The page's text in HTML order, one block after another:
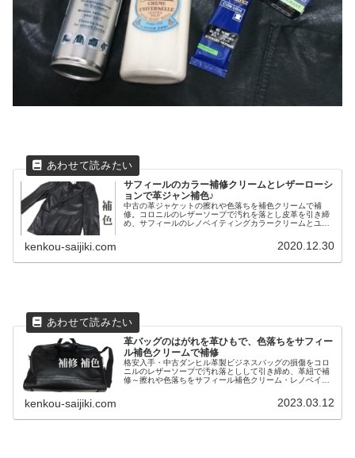
サフィールのカラー補修クリームとレザーローシ
ョンで革ジャン補色♪
中古の革ジャケットの擦れや色落ちを補色クリームで補
修。コロニルのレザーソープで汚れを落とし皮革を引き締
め、サフィールのレノベイティングカラークリームとユニ
kenkou-saijiki.com 2020.12.30
革バッグのはがれを革ひもで、色落ちをサフィー
ル補色クリームで補修
格安入手・中古ダンヒル革製ビジネスバッグの損傷をコロ
ニルのレザーソープで汚れ落としして引き締め、革紐で補
修～擦れや色落ちをサフィール補色クリーム・レノベイテ
kenkou-saijiki.com 2023.03.12